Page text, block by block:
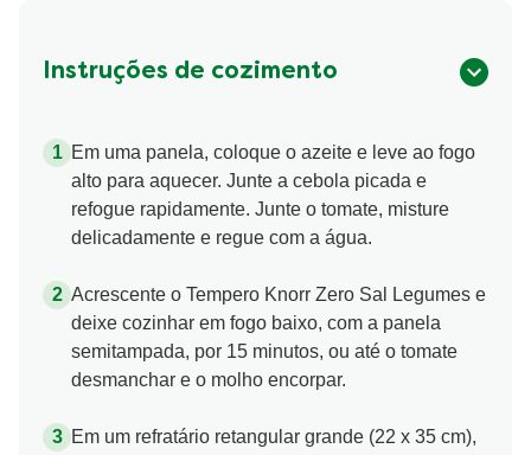
Instruções de cozimento
Em uma panela, coloque o azeite e leve ao fogo
alto para aquecer. Junte a cebola picada e
refogue rapidamente. Junte o tomate, misture
delicadamente e regue com a água.
Acrescente o Tempero Knorr Zero Sal Legumes e
deixe cozinhar em fogo baixo, com a panela
semitampada, por 15 minutos, ou até o tomate
desmanchar e o molho encorpar.
Em um refratário retangular grande (22 x 35 cm),